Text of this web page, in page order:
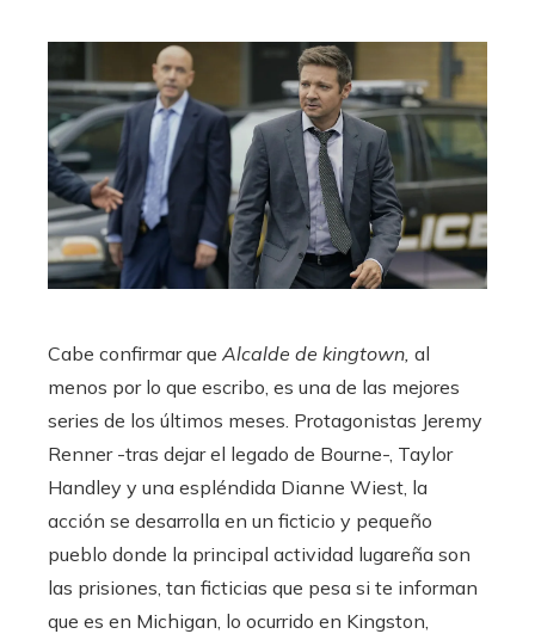
Cabe confirmar que Alcalde de kingtown al
menos por lo que escribo, es una de las mejores
series de los últimos meses. Protagonistas Jeremy
Renner -tras dejar el legado de Bourne-, Taylor
Handley y una espléndida Dianne Wiest, la
acción se desarrolla en un ficticio y pequeño
pueblo donde la principal actividad lugareña son
las prisiones, tan ficticias que pesa si te informan
que es en Michigan, lo ocurrido en Kingston,